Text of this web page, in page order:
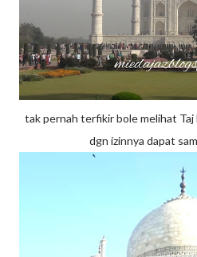
tak pernah terfikir bole melihat
dgn izinnya dapat